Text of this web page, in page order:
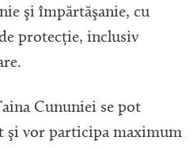
şi împărtăşanie, cu
protecție, inclusiv
Cununiei se pot
şi vor participa maximum